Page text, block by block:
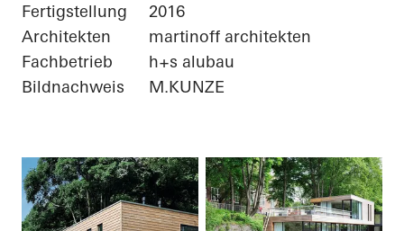
Fertigstellung
2016
Architekten
martinoff architekten
Fachbetrieb
h+s alubau
Bildnachweis
M.KUNZE